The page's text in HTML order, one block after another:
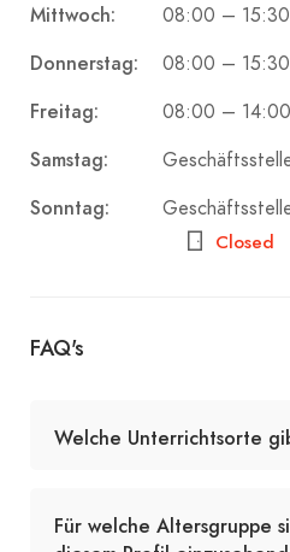
Mittwoch: 08:00 – 15:30
Donnerstag: 08:00 – 15:30
Freitag: 08:00 –
Samstag:
Sonntag:
Closed
FAQ's
Welche Unterrichtsorte
Für welche Altersgruppe